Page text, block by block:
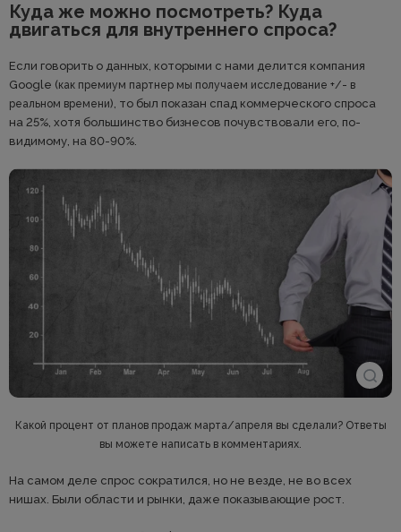
Куда же можно посмотреть? Куда
двигаться для внутреннего спроса?
Если говорить о данных, которыми с нами делится компания
Google (как премиум партнер мы получаем исследование +/- в
реальном времени), то был показан спад коммерческого спроса
на 25%, хотя большинство бизнесов почувствовали его, по-
видимому, на 80-90%.
Какой процент от планов продаж марта/апреля вы сделали? Ответы
вы можете написать в комментариях.
На самом деле спрос сократился, но не везде, не во всех
нишах. Были области и рынки, даже показывающие рост.